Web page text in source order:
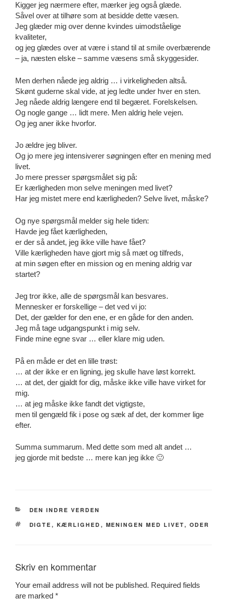
Kigger jeg nærmere efter, mærker jeg også glæde.
Såvel over at tilhøre som at besidde dette væsen.
Jeg glæder mig over denne kvindes uimodståelige
kvaliteter,
og jeg glædes over at være i stand til at smile overbærende
– ja, næsten elske – samme væsens små skyggesider.
Men derhen nåede jeg aldrig … i virkeligheden altså.
Skønt guderne skal vide, at jeg ledte under hver en sten.
Jeg nåede aldrig længere end til begæret. Forelskelsen.
Og nogle gange … lidt mere. Men aldrig hele vejen.
Og jeg aner ikke hvorfor.
Jo ældre jeg bliver.
Og jo mere jeg intensiverer søgningen efter en mening med
livet.
Jo mere presser spørgsmålet sig på:
Er kærligheden mon selve meningen med livet?
Har jeg mistet mere end kærligheden? Selve livet, måske?
Og nye spørgsmål melder sig hele tiden:
Havde jeg fået kærligheden,
er der så andet, jeg ikke ville have fået?
Ville kærligheden have gjort mig så mæt og tilfreds,
at min søgen efter en mission og en mening aldrig var
startet?
Jeg tror ikke, alle de spørgsmål kan besvares.
Mennesker er forskellige – det ved vi jo:
Det, der gælder for den ene, er en gåde for den anden.
Jeg må tage udgangspunkt i mig selv.
Finde mine egne svar … eller klare mig uden.
På en måde er det en lille trøst:
… at der ikke er en ligning, jeg skulle have løst korrekt.
… at det, der gjaldt for dig, måske ikke ville have virket for
mig.
… at jeg måske ikke fandt det vigtigste,
men til gengæld fik i pose og sæk af det, der kommer lige
efter.
Summa summarum. Med dette som med alt andet …
jeg gjorde mit bedste … mere kan jeg ikke 🙂
CATEGORIES
DEN INDRE VERDEN
TAGS
DIGTE , KÆRLIGHED , MENINGEN MED LIVET, ODER
Skriv en kommentar
Your email address will not be published. Required fields
are marked *